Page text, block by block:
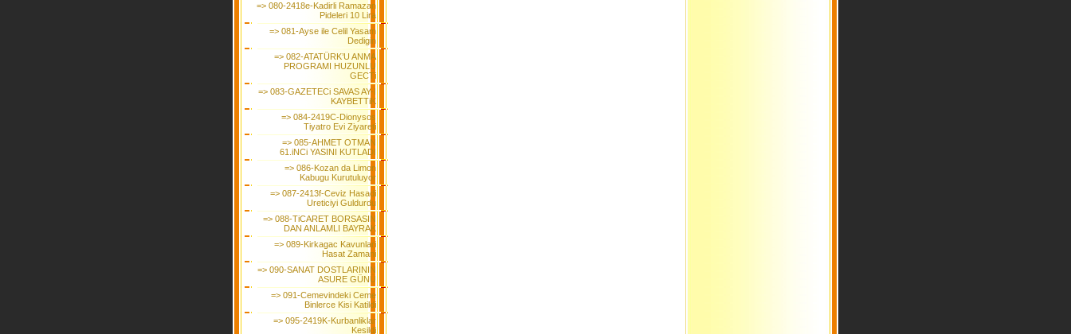
=> 080-2418e-Kadirli Ramazan
Pideleri 10 Lira
=> 081-Ayse ile Celil Yasam
Dedigin
=> 082-ATATÜRK’U ANMA
PROGRAMI HUZUNLU
GECTi
=> 083-GAZETECi SAVAS AY-I
KAYBETTiK
=> 084-2419C-Dionysos
Tiyatro Evi Ziyareti
=> 085-AHMET OTMAN
61.iNCi YASINI KUTLADI
=> 086-Kozan da Limon
Kabugu Kurutuluyor
=> 087-2413f-Ceviz Hasadi
Ureticiyi Guldurdu
=> 088-TiCARET BORSASIN
DAN ANLAMLI BAYRAK
=> 089-Kirkagac Kavunlari
Hasat Zamani
=> 090-SANAT DOSTLARININ
ASURE GÜNÜ
=> 091-Cemevindeki Ceme
Binlerce Kisi Katildi
=> 095-2419K-Kurbanliklar
Kesildi